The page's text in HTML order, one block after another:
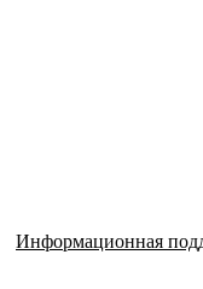
Информационная